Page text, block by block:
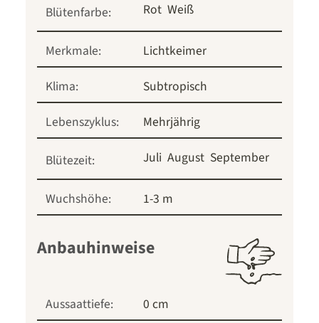
Blütenfarbe: Rot Weiß
Merkmale:
Lichtkeimer
Klima:
Subtropisch
Lebenszyklus:
Mehrjährig
Blütezeit: Juli August September
Wuchshöhe: 1-3 m
Anbauhinweise
Aussaattiefe:
0 cm